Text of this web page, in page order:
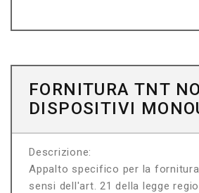
FORNITURA TNT
DISPOSITIVI
Descrizione:
Appalto specifico per la
sensi dell'art. 21 della legge